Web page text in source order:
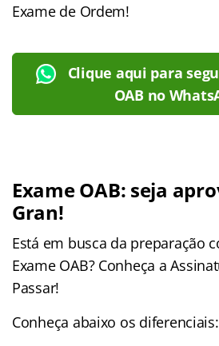
Exame de Ordem!
Clique aqui para
OAB no
Exame OAB: seja
Gran!
Está em busca da preparação
Exame OAB? Conheça a
Passar!
Conheça abaixo os diferenciais: